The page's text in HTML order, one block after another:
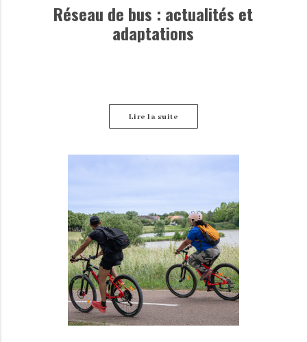
Réseau de bus : actualités et
adaptations
concernant les perturbations des lignes de bus.
Lire la suite